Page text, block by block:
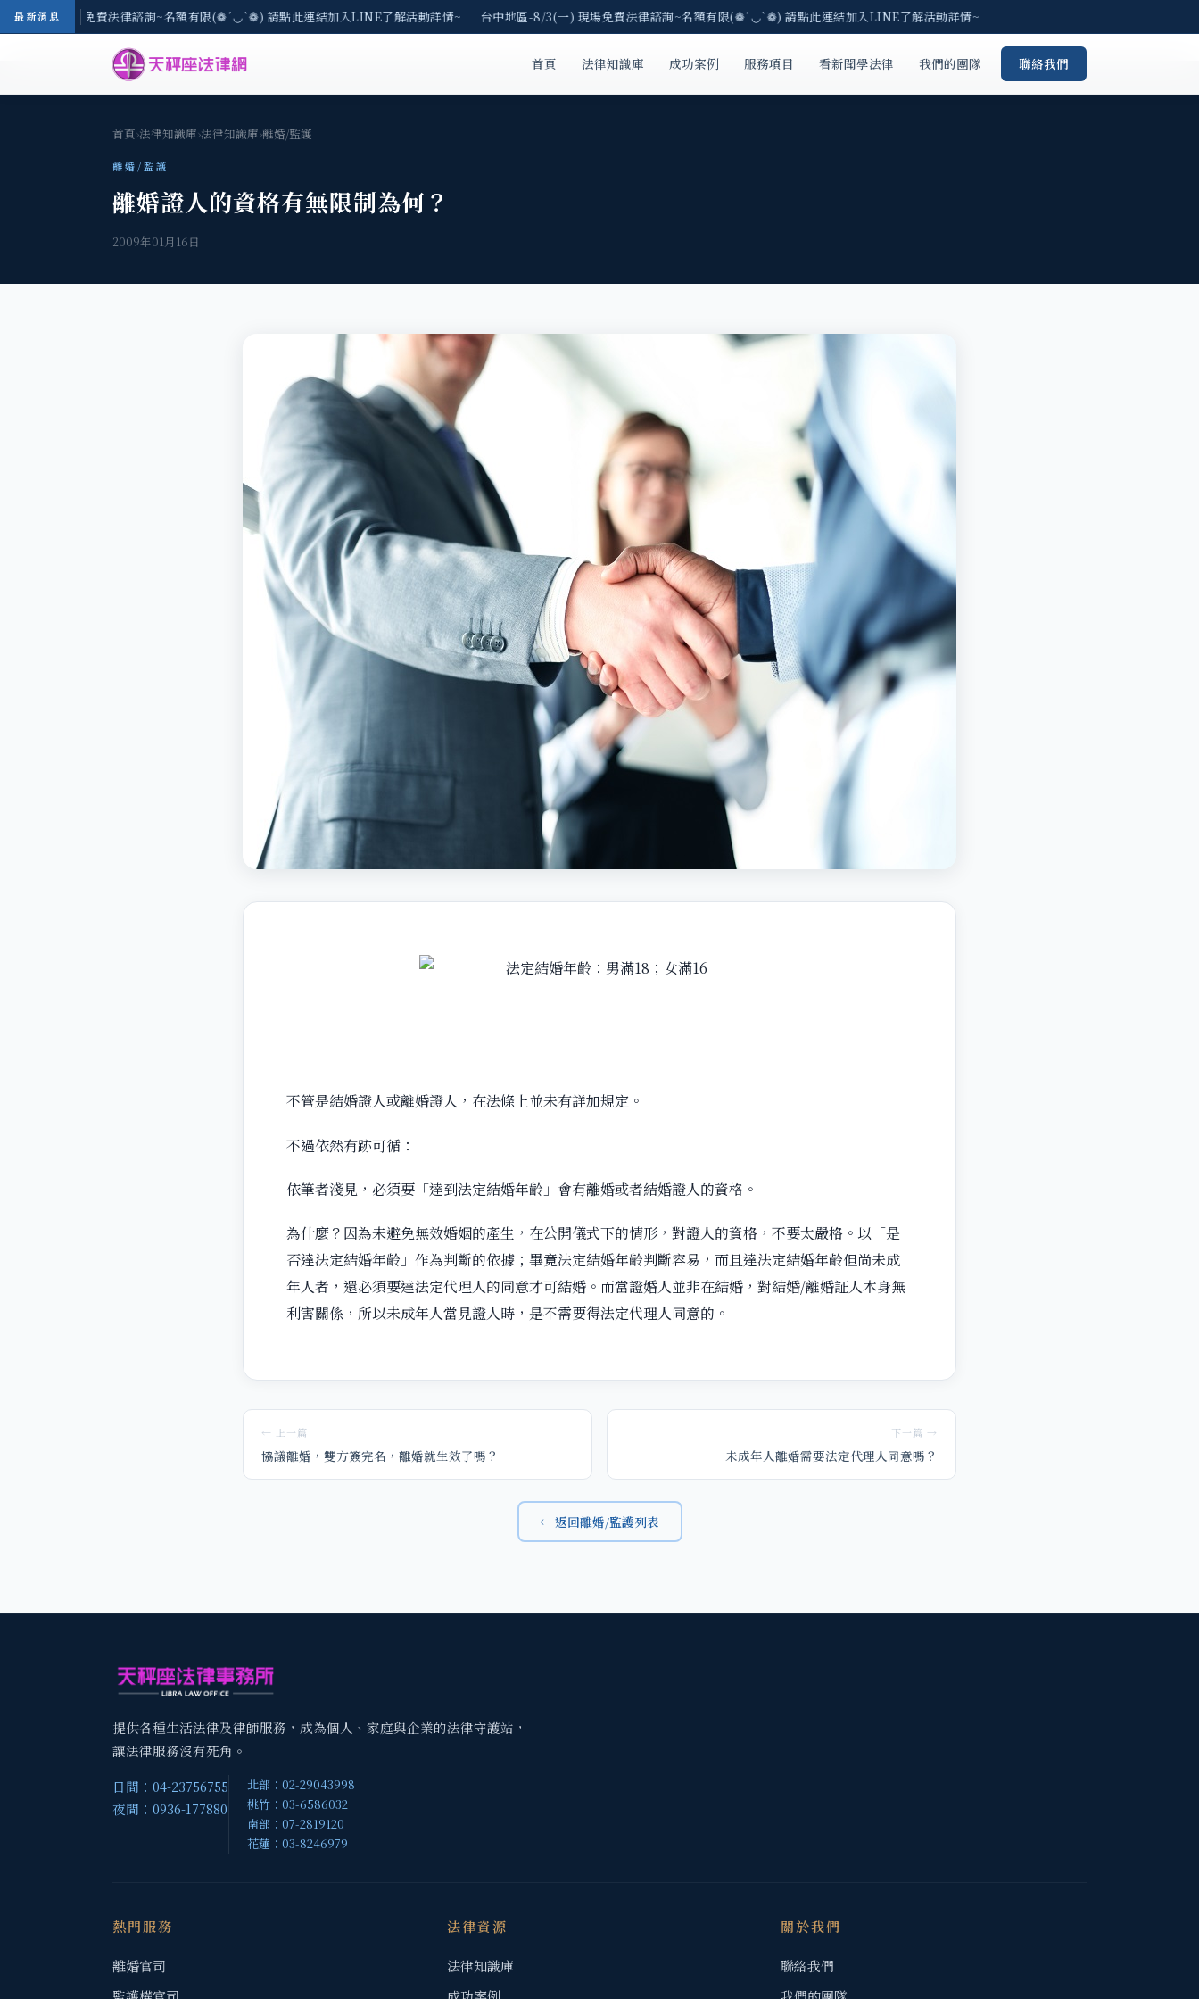
最新消息
8/3(一) 現場免費法律諮詢~名額有限(❁´◡`❁) 請點此連結加入LINE了解活動詳情~ 台中地區-8/3(一) 現場免費法律諮詢~名額有限(❁´◡`❁) 請點此連結加入LINE了解活動詳情~
首頁 法律知識庫 成功案例 服務項目 看新聞學法律 我們的團隊 聯絡我們
首頁›法律知識庫›法律知識庫›離婚/監護
離婚/監護
離婚證人的資格有無限制為何？
2009年01月16日
不管是結婚證人或離婚證人，在法條上並未有詳加規定。
不過依然有跡可循：
依筆者淺見，必須要「達到法定結婚年齡」會有離婚或者結婚證人的資格。
為什麼？因為未避免無效婚姻的產生，在公開儀式下的情形，對證人的資格，不要太嚴格。以「是
否達法定結婚年齡」作為判斷的依據；畢竟法定結婚年齡判斷容易，而且達法定結婚年齡但尚未成
年人者，還必須要達法定代理人的同意才可結婚。而當證婚人並非在結婚，對結婚/離婚証人本身無
利害關係，所以未成年人當見證人時，是不需要得法定代理人同意的。
← 上一篇
協議離婚，雙方簽完名，離婚就生效了嗎？
下一篇 →
未成年人離婚需要法定代理人同意嗎？
← 返回離婚/監護列表
提供各種生活法律及律師服務，成為個人、家庭與企業的法律守護站，
讓法律服務沒有死角。
日間：04-23756755
夜間：0936-177880
北部：02-29043998
桃竹：03-6586032
南部：07-2819120
花蓮：03-8246979
熱門服務
離婚官司
法律資源
法律知識庫
關於我們
聯絡我們